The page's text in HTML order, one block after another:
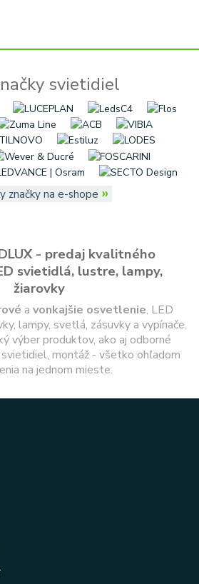
svietidiel
značky na e-shope »
- predaj kvalitného
svietidlá, lustre, lampy,
žiarovky
a vonkajšie osvetlenie, LED
lampy, svetlá, zásuvky a vypínače.
výber produktov, ako aj odborné
montáž - všetko ohľadom
na jednom mieste.